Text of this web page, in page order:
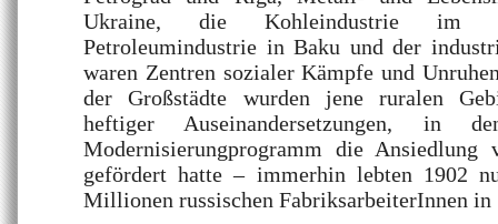
Ukraine, die Kohleindustrie im
Petroleumindustrie in Baku und der
waren Zentren sozialer Kämpfe und
der Großstädte wurden jene ruralen
heftiger Auseinandersetzungen, in
Modernisierungprogramm die Ansiedlung
gefördert hatte – immerhin lebten 1902
Millionen russischen FabriksarbeiterInnen in